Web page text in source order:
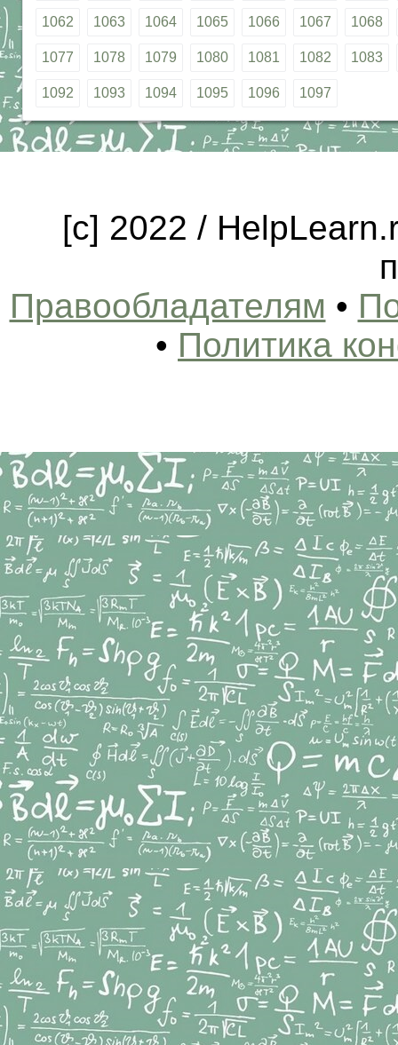
1062 1063 1064 1065 1066 1067 1068
1077 1078 1079 1080 1081 1082 1083
1092 1093 1094 1095 1096 1097
[c] 2022 /
Правообладателям •
• Политика